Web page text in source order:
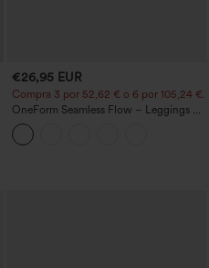
€26,95 EUR
Compra 3 por 52,62 € o 6 por 105,24 €.
OneForm Seamless Flow – Leggings de
yoga sin costuras, tiro medio, control de
abdomen y realce de glúteos